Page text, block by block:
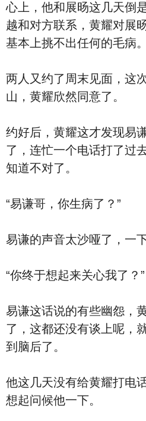
心上，他和展旸这几天倒
越和对方联系，黄耀对展
基本上挑不出任何的毛病。
两人又约了周末见面，这
山，黄耀欣然同意了。
约好后，黄耀这才发现易
了，连忙一个电话打了过
知道不对了。
“易谦哥，你生病了？”
易谦的声音太沙哑了，一
“你终于想起来关心我了？”
易谦这话说的有些幽怨，
了，这都还没有谈上呢，
到脑后了。
他这几天没有给黄耀打电
想起问候他一下。